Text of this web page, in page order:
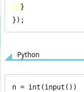
  }
});
Python
n = int(input())